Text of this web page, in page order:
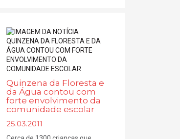
Quinzena da Floresta e
da Água contou com
forte envolvimento da
comunidade escolar
25.03.2011